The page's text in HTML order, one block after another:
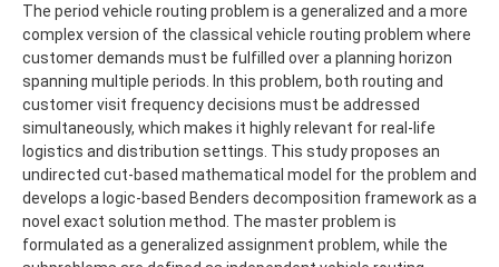
The period vehicle routing problem is a generalized and a more
complex version of the classical vehicle routing problem where
customer demands must be fulfilled over a planning horizon
spanning multiple periods. In this problem, both routing and
customer visit frequency decisions must be addressed
simultaneously, which makes it highly relevant for real-life
logistics and distribution settings. This study proposes an
undirected cut-based mathematical model for the problem and
develops a logic-based Benders decomposition framework as a
novel exact solution method. The master problem is
formulated as a generalized assignment problem, while the